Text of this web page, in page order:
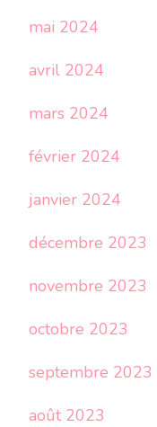
mai 2024
avril 2024
mars 2024
février 2024
janvier 2024
décembre 2023
novembre 2023
octobre 2023
septembre 2023
août 2023